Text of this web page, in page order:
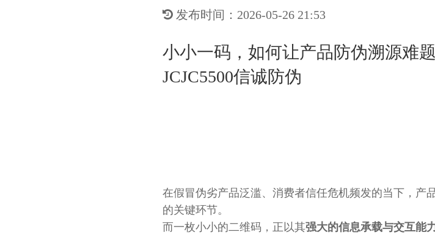
发布时间：2026-05-26 21:53
小小一码，如何让产品防伪溯源
JCJC5500信诚防伪
在假冒伪劣产品泛滥、消费者信任危机频发的当下，产
的关键环节。
而一枚小小的二维码，正以其强大的信息承载与交互能